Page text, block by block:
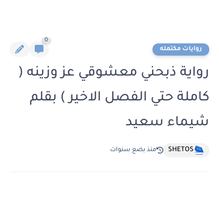
روايات مكتمله
0
رواية ذبحني معشوقي عز وزينه (
كاملة حتي الفصل الاخير ) بقلم
شيماء سعيد
SHETOS منذ بضع سنوات